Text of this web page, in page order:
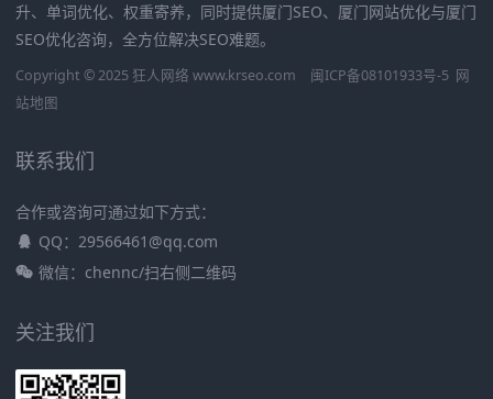
升、单词优化、权重寄养，同时提供厦门SEO、厦门网站优化与厦门
SEO优化咨询，全方位解决SEO难题。
Copyright © 2025 狂人网络 www.krseo.com 闽ICP备08101933号-5 网
站地图
联系我们
合作或咨询可通过如下方式：
QQ：29566461@qq.com
微信：chennc/扫右侧二维码
关注我们